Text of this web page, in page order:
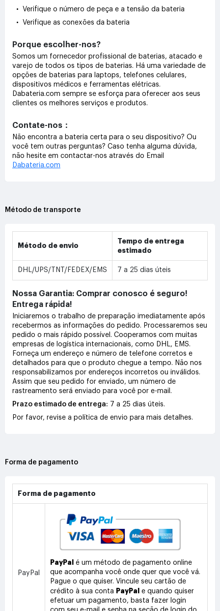
• Verifique o número de peça e a tensão da bateria
• Verifique as conexões da bateria
Porque escolher-nos?
Somos um fornecedor profissional de baterias, atacado e
varejo de todos os tipos de baterias. Há uma variedade de
opções de baterias para laptops, telefones celulares,
dispositivos médicos e ferramentas elétricas.
Dabateria.com sempre se esforça para oferecer aos seus
clientes os melhores serviços e produtos.
Contate-nos：
Não encontra a bateria certa para o seu dispositivo? Ou
você tem outras perguntas? Caso tenha alguma dúvida,
não hesite em contactar-nos através do Email
Dabateria.com
Método de transporte
Método de envio
Tempo de entrega
estimado
DHL/UPS/TNT/FEDEX/EMS 7 a 25 dias úteis
Nossa Garantia: Comprar conosco é seguro!
Entrega rápida!
Iniciaremos o trabalho de preparação imediatamente após
recebermos as informações do pedido. Processaremos seu
pedido o mais rápido possível. Cooperamos com muitas
empresas de logística internacionais, como DHL, EMS.
Forneça um endereço e número de telefone corretos e
detalhados para que o produto chegue a tempo. Não nos
responsabilizamos por endereços incorretos ou inválidos.
Assim que seu pedido for enviado, um número de
rastreamento será enviado para você por e-mail.
Prazo estimado de entrega: 7 a 25 dias úteis.
Por favor, revise a política de envio para mais detalhes.
Forma de pagamento
Forma de pagamento
PayPal
PayPal
é um método de pagamento online
que acompanha você onde quer que você vá.
Pague o que quiser. Vincule seu cartão de
crédito à sua conta PayPal
e quando quiser
efetuar um pagamento, basta fazer login